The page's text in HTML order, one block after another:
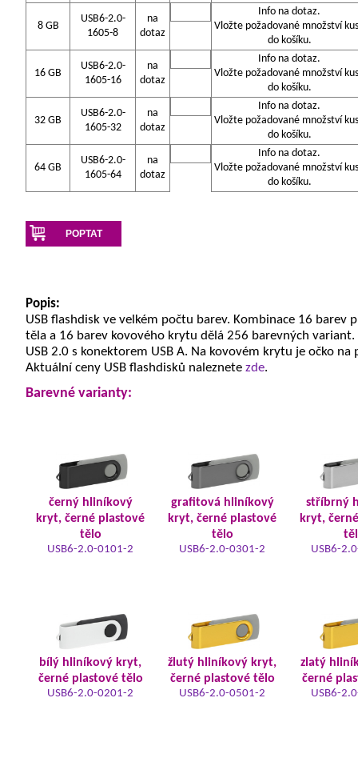
8 GB
USB6-2.0-
1605-8
na
dotaz
Info na dotaz.
Vložte požadované množství
do košíku.
16 GB
USB6-2.0-
1605-16
na
dotaz
Info na dotaz.
Vložte požadované množství
do košíku.
32 GB
USB6-2.0-
1605-32
na
dotaz
Info na dotaz.
Vložte požadované množství
do košíku.
64 GB
USB6-2.0-
1605-64
na
dotaz
Info na dotaz.
Vložte požadované množství
do košíku.
POPTAT
Popis:
USB flashdisk ve velkém počtu barev. Kombinace 16 barev
těla a 16 barev kovového krytu dělá 256 barevných variant.
USB 2.0 s konektorem USB A. Na kovovém krytu je očko na
Aktuální ceny USB flashdisků naleznete zde.
Barevné varianty:
černý hliníkový
kryt, černé plastové
tělo
USB6-2.0-0101-2
grafitová hliníkový
kryt, černé plastové
tělo
USB6-2.0-0301-2
stříbrný
kryt,
USB6-
bílý hliníkový kryt,
černé plastové tělo
USB6-2.0-0201-2
žlutý hliníkový kryt,
černé plastové tělo
USB6-2.0-0501-2
zlatý
černé
USB6-